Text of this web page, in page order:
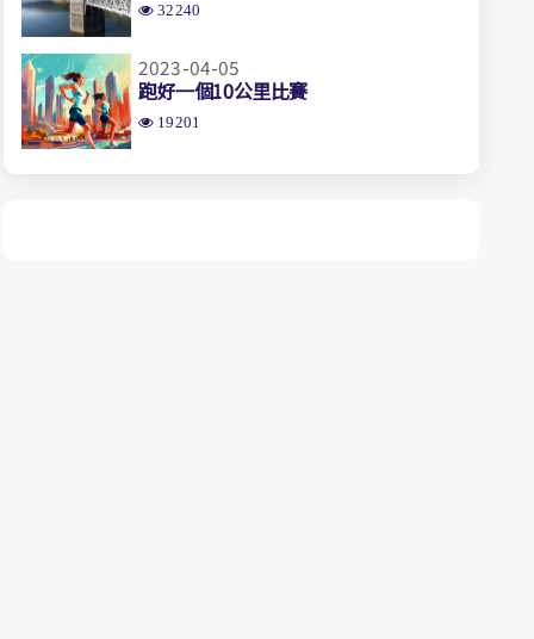
32240
2023-04-05
跑好一個10公里比賽
19201